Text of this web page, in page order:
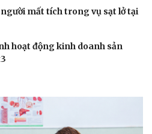
mất tích trong vụ sạt lở tại
hoạt động kinh doanh sản